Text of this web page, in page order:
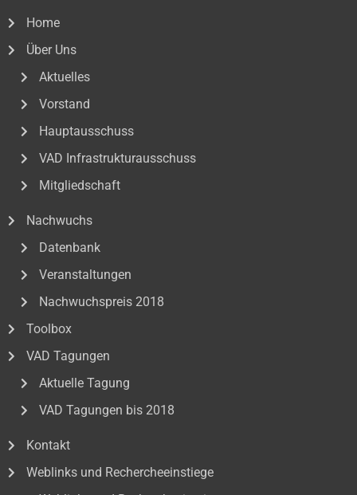
Home
Über Uns
Aktuelles
Vorstand
Hauptausschuss
VAD Infrastrukturausschuss
Mitgliedschaft
Nachwuchs
Datenbank
Veranstaltungen
Nachwuchspreis 2018
Toolbox
VAD Tagungen
Aktuelle Tagung
VAD Tagungen bis 2018
Kontakt
Weblinks und Rechercheeinstiege